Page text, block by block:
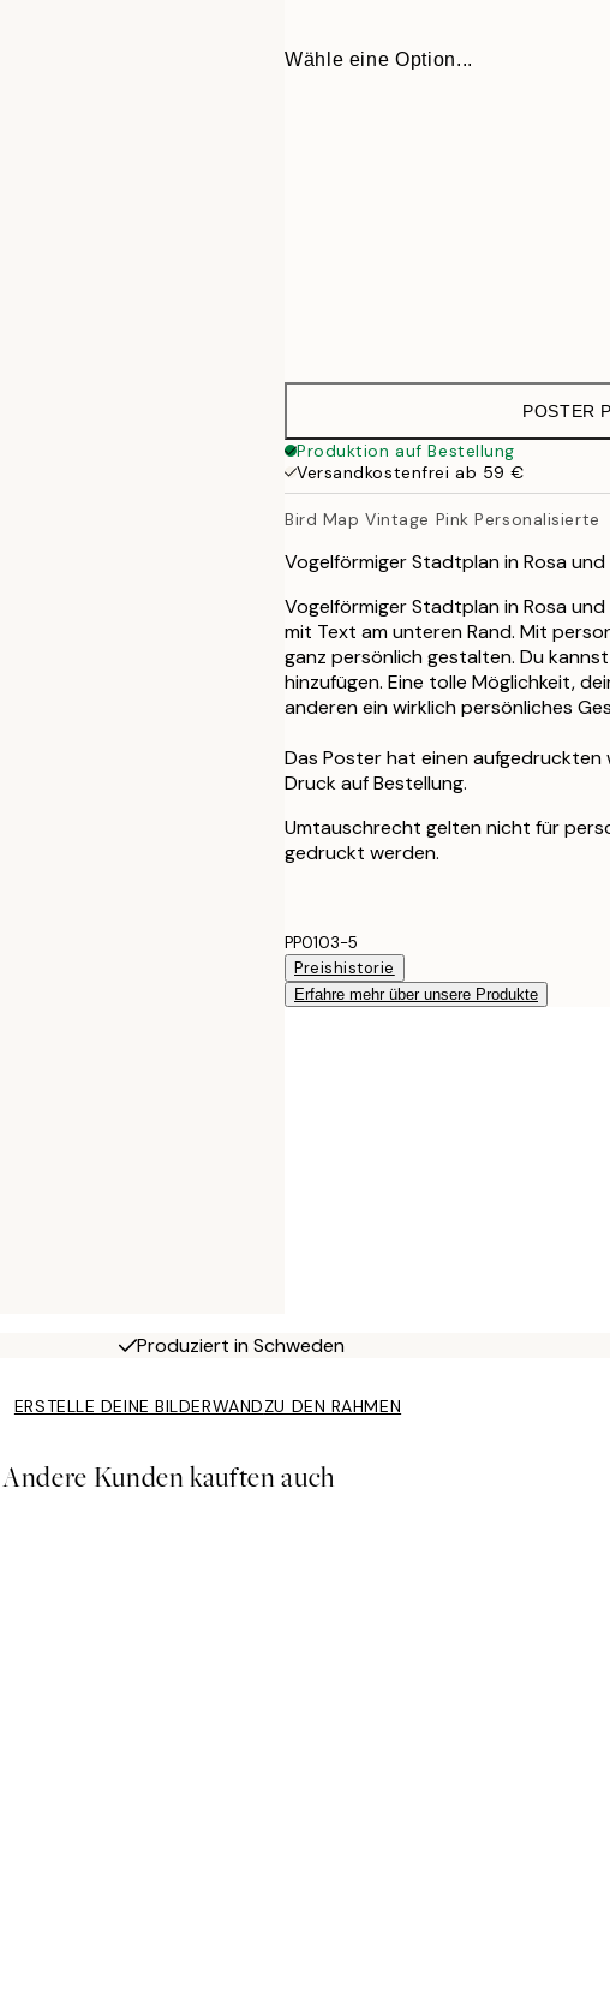
Wähle eine Option...
POSTER
Produktion auf Bestellung
Versandkostenfrei ab 59 €
Bird Map Vintage Pink Personalisierte
Vogelförmiger Stadtplan in Rosa
Vogelförmiger Stadtplan in Rosa
mit Text am unteren Rand. Mit
ganz persönlich gestalten. Du
hinzufügen. Eine tolle Möglichkeit,
anderen ein wirklich persönliches
Das Poster hat einen aufgedruckten
Druck auf Bestellung.
Umtauschrecht gelten nicht für
gedruckt werden.
PP0103-5
Preishistorie
Erfahre mehr über unsere Produkte
Produziert in Schweden
ERSTELLE DEINE BILDERWANDZU DEN RAHMEN
Andere Kunden kauften auch